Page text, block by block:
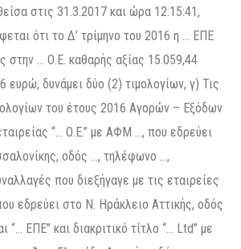
στις 31.3.2017 και ώρα 12:15:41,
ότι το Δ’ τρίμηνο του 2016 η … ΕΠΕ
στην … Ο.Ε. καθαρής αξίας 15.059,44
δυνάμει δύο (2) τιμολογίων, γ) Τις
του έτους 2016 Αγορών – Εξόδων
“… Ο.Ε.” με ΑΦΜ …, που εδρεύει
οδός …, τηλέφωνο …,
που διεξήγαγε με τις εταιρείες
εδρεύει στο Ν. Ηράκλειο Αττικής, οδός
“… ΕΠΕ” και διακριτικό τίτλο “… Ltd” με